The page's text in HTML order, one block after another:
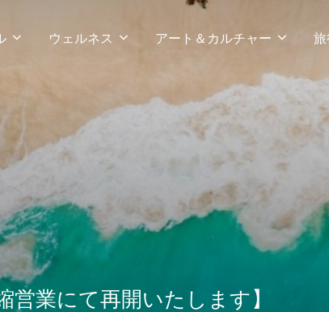
ウェルネス アート＆カルチャー
営業にて再開いたします】